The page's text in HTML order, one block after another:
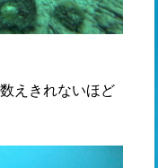
えきれないほど